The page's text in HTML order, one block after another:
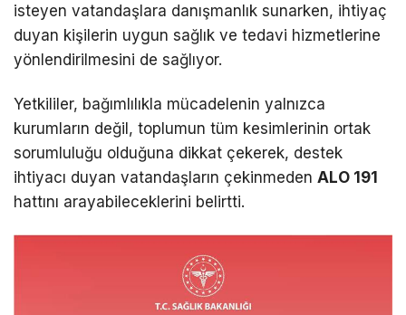
isteyen vatandaşlara danışmanlık sunarken, ihtiyaç
duyan kişilerin uygun sağlık ve tedavi hizmetlerine
yönlendirilmesini de sağlıyor.
Yetkililer, bağımlılıkla mücadelenin yalnızca
kurumların değil, toplumun tüm kesimlerinin ortak
sorumluluğu olduğuna dikkat çekerek, destek
ihtiyacı duyan vatandaşların çekinmeden ALO 191
hattını arayabileceklerini belirtti.